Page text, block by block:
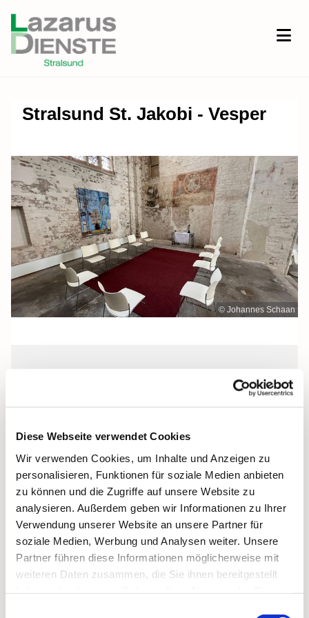
Diese Webseite verwendet Cookies
Wir verwenden Cookies, um Inhalte und Anzeigen zu
personalisieren, Funktionen für soziale Medien anbieten
zu können und die Zugriffe auf unsere Website zu
analysieren. Außerdem geben wir Informationen zu Ihrer
Verwendung unserer Website an unsere Partner für
soziale Medien, Werbung und Analysen weiter. Unsere
Partner führen diese Informationen möglicherweise mit
weiteren Daten zusammen, die Sie ihnen bereitgestellt
Stralsund St. Jakobi - Vesper
© Johannes Schaan
Dienstag, 8. September 2026, 16:00
Uhr
Kulturkirche St. Jakobi,
Jacobiturmstraße 28, 18439 Stralsund